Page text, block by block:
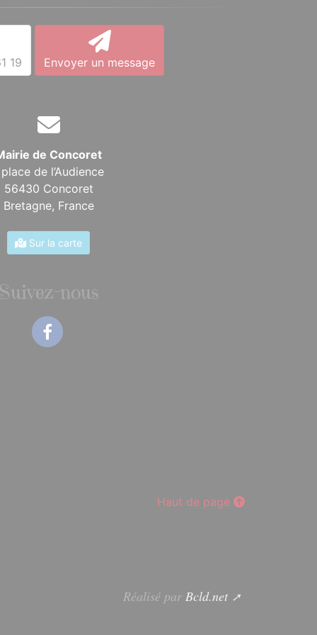
19 Envoyer un message
de Concoret
place de l’Audience
56430 Concoret
Bretagne, France
Sur la carte
Suivez-nous
Haut de page
Réalisé par Bcld.net